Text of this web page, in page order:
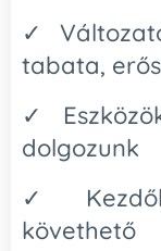
✓
tabata,
✓
dolgozunk
✓
követhető